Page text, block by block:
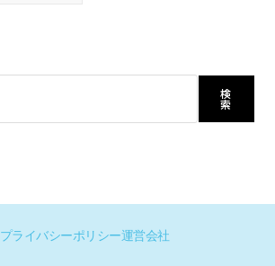
検
索
プライバシーポリシー運営会社